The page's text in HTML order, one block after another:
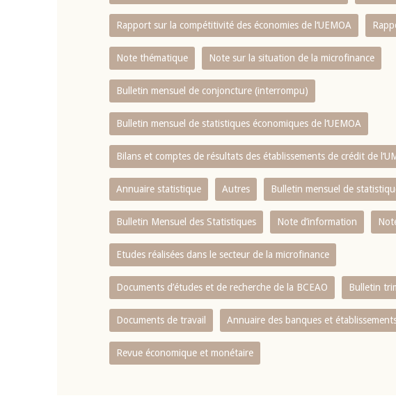
Rapport sur la compétitivité des économies de l‘UEMOA
Note thématique Note sur la situation de la microfinance
Bulletin mensuel de conjoncture (interrompu)
Bulletin mensuel de statistiques économiques de l‘UEMOA
Bilans et comptes de résultats des établissements de crédit de
Annuaire statistique Autres Bulletin mensuel de
Bulletin Mensuel des Statistiques Note d’information
Etudes réalisées dans le secteur de la microfinance
Documents d’études et de recherche de la BCEAO Bulletin
Documents de travail Annuaire des banques et
Revue économique et monétaire